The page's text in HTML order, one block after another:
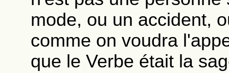
mode, ou un accident,
comme on voudra
que le Verbe était la